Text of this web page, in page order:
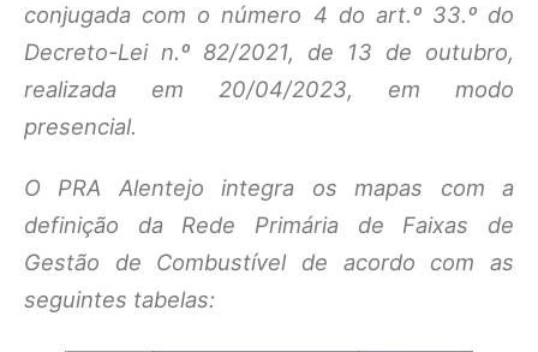
conjugada com o número 4 do art.º 33.º do
Decreto-Lei n.º 82/2021, de 13 de outubro,
realizada em 20/04/2023, em modo
presencial.
O PRA Alentejo integra os mapas com a
definição da Rede Primária de Faixas de
Gestão de Combustível de acordo com as
seguintes tabelas: